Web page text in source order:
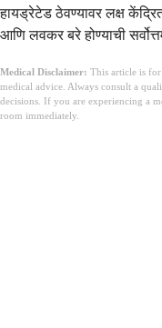
हायड्रेटेड ठेवण्यावर लक्ष
आणि लवकर बरे होण्याची
Medical Disclaimer: This article is
medical advice. Always consult a
decisions. If you are experiencing a
room immediately.